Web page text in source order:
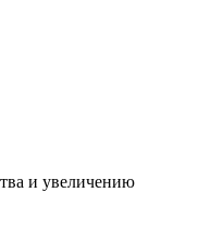
и увеличению